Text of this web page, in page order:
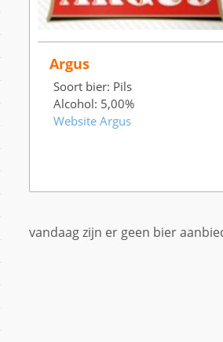
Argus
Soort bier: Pils
Alcohol: 5,00%
Website Argus
vandaag zijn er geen bier